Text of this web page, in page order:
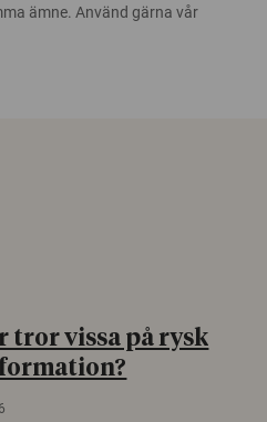
ämne. Använd gärna vår
tror vissa på rysk